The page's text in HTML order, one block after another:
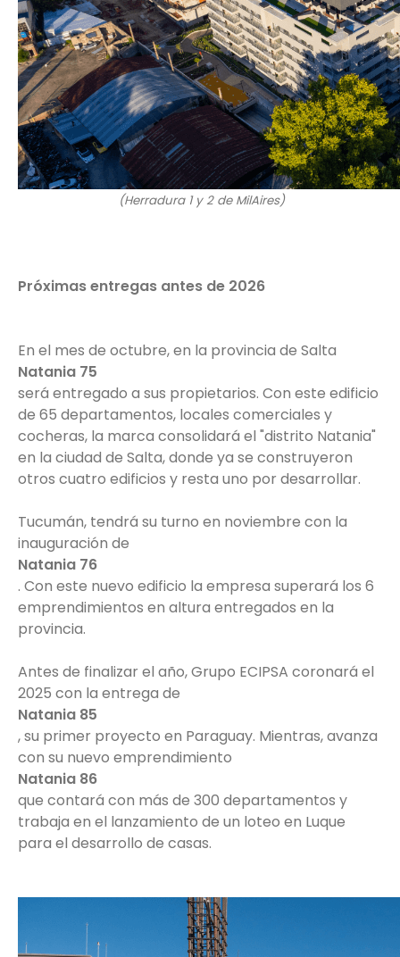
(Herradura 1 y 2 de MilAires)
Próximas entregas antes de 2026
En el mes de octubre, en la provincia de Salta
Natania 75
será entregado a sus propietarios. Con este edificio
de 65 departamentos, locales comerciales y
cocheras, la marca consolidará el "distrito Natania"
en la ciudad de Salta, donde ya se construyeron
otros cuatro edificios y resta uno por desarrollar.
Tucumán, tendrá su turno en noviembre con la
inauguración de
Natania 76
. Con este nuevo edificio la empresa superará los 6
emprendimientos en altura entregados en la
provincia.
Antes de finalizar el año, Grupo ECIPSA coronará el
2025 con la entrega de
Natania 85
, su primer proyecto en Paraguay. Mientras, avanza
con su nuevo emprendimiento
Natania 86
que contará con más de 300 departamentos y
trabaja en el lanzamiento de un loteo en Luque
para el desarrollo de casas.